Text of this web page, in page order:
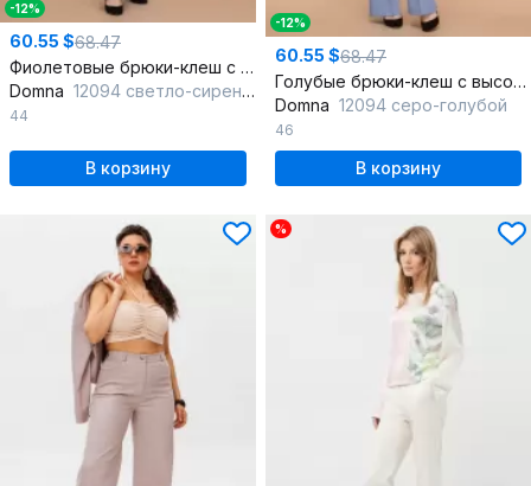
-12%
60.55 $68.47
Фиолетовые брюки-клеш с высокой талией и декоративным поясом
Domna 12094 светло-сиреневый
44
В корзину
-12%
60.55 $68.47
Голубые брюки-клеш с высокой талией и металлическими акцентами
Domna 12094 серо-голубой
46
В корзину
%